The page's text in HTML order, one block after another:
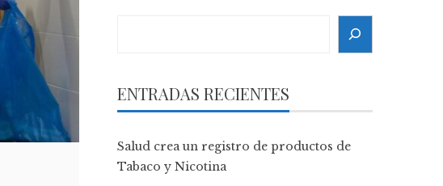
ENTRADAS RECIENTES
Salud crea un registro de productos de
Tabaco y Nicotina